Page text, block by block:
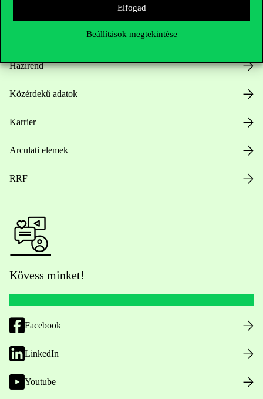
Elfogad
Beállítások megtekintése
Házirend
Közérdekű adatok
Karrier
Arculati elemek
RRF
Kövess minket!
Facebook
LinkedIn
Youtube